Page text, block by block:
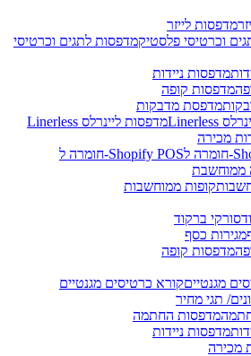
מדפסות לייזר
מדפסות לתגים וכרטיסי
מדפסות ניידות
מדפסות קופה
מדפסת מדבקות
מדפסות ליינרלס Linerless
מכירה
Shopify POS-חומרה ל
ממוחשבת
קופות ממוחשבות
סורקי ברקוד
מגירות כסף
מדפסות קופה
קורא כרטיסים מגנטיים
תגי מחיר
מדפסות החתמה
מדפסות ניידות
מכירה